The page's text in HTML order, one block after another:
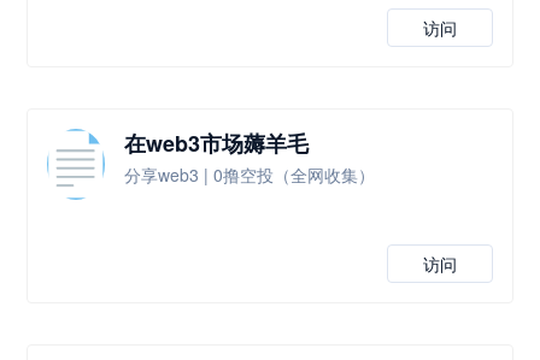
访问
在web3市场薅羊毛
分享web3 | 0撸空投（全网收集）
访问